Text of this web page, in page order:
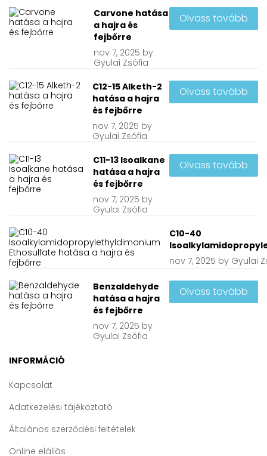
Carvone hatása
a hajra és
fejbőrre
nov 7, 2025 by
Gyulai Zsófia
Olvass tovább
C12-15 Alketh-2
hatása a hajra
és fejbőrre
nov7, 2025 by
Gyulai Zsófia
Olvass tovább
C11-13 Isoalkane
hatása a hajra
és fejbőrre
nov 7, 2025 by
Gyulai Zsófia
Olvass tovább
C10-40
nov 7, 2025 by Gyulai
Benzaldehyde
hatása a hajra
és fejbőrre
nov 7, 2025 by
Gyulai Zsófia
Olvass tovább
INFORMÁCIÓ
Kapcsolat
Adatkezelési tájékoztató
Általános szerződési feltételek
Online elállás